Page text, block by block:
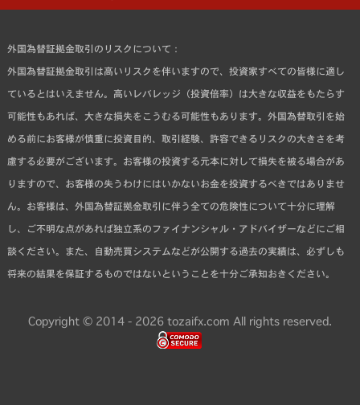
外国為替証拠金取引のリスクについて：
外国為替証拠金取引は高いリスクを伴いますので、投資家すべての皆様に適し
ているとはいえません。高いレバレッジ（投資倍率）は大きな収益をもたらす
可能性もあれば、大きな損失をこうむる可能性もあります。外国為替取引を始
める前にお客様が慎重に投資目的、取引経験、許容できるリスクの大きさを考
慮する必要がございます。お客様の投資する元本に対して損失を被る場合があ
りますので、お客様の失うわけにはいかないお金を投資するべきではありませ
ん。お客様は、外国為替証拠金取引に伴う全ての危険性について十分に理解
し、ご不明な点があれば独立系のファイナンシャル・アドバイザーなどにご相
談ください。また、自動売買システムなどが公開する過去の実績は、必ずしも
将来の結果を保証するものではないということを十分ご承知おきください。
Copyright © 2014 - 2026 tozaifx.com All rights reserved.